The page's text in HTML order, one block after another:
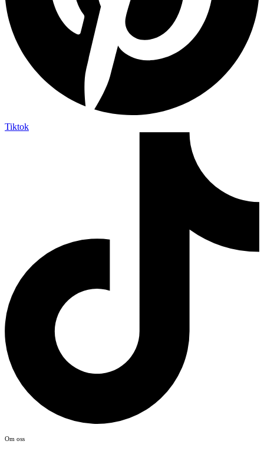
Tiktok
Om oss